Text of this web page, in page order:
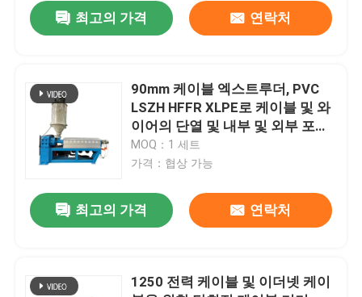
최고의 가격 연락처
90mm 케이블 엑스트루더, PVC
LSZH HFFR XLPE로 케이블 및 와
이어의 단열 및 내부 및 외부 포장
을 위해
MOQ：1 세트
가격：협상 가능
최고의 가격 연락처
1250 전력 케이블 및 이더넷 케이